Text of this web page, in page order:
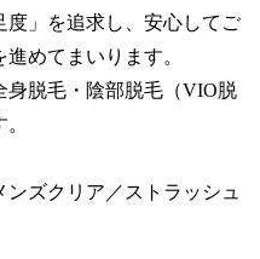
」を追求し、安心してご
めてまいります。
脱毛・陰部脱毛（VIO脱
ズクリア／ストラッシュ